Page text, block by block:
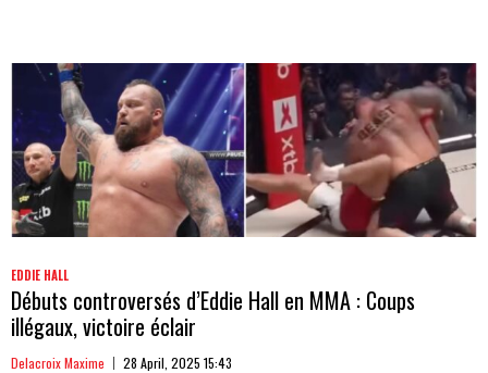
EDDIE HALL
Débuts controversés d’Eddie Hall en MMA : Coups
illégaux, victoire éclair
Delacroix Maxime 28 April, 2025 15:43